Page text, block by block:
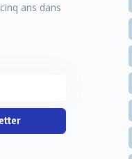
ans dans